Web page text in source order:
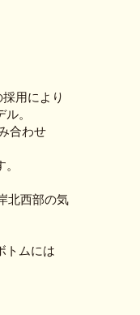
用により
。
合わせ
北西部の気
トムには